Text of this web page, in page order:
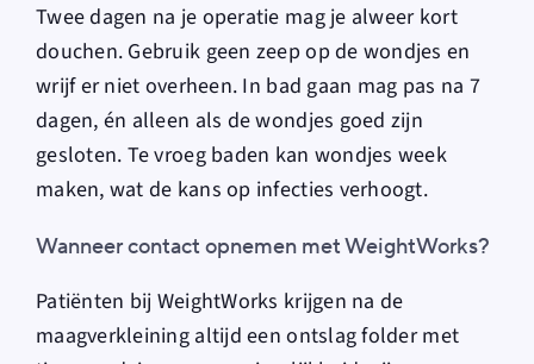
Twee dagen na je operatie mag je alweer kort
douchen. Gebruik geen zeep op de wondjes en
wrijf er niet overheen. In bad gaan mag pas na 7
dagen, én alleen als de wondjes goed zijn
gesloten. Te vroeg baden kan wondjes week
maken, wat de kans op infecties verhoogt.
Wanneer contact opnemen met WeightWorks?
Patiënten bij WeightWorks krijgen na de
maagverkleining altijd een ontslag folder met